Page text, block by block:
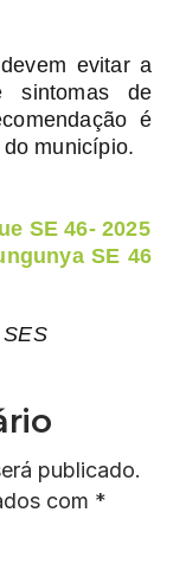
evitar a
sintomas de
é
município.
SE 46- 2025
SE 46
publicado.
com *